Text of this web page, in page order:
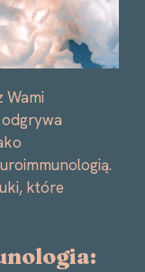
Wami
które